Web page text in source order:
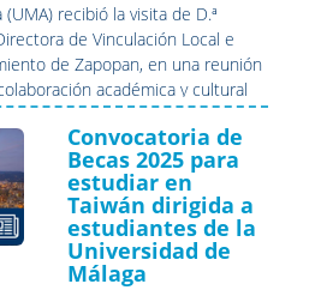
recibió la visita de D.ª
de Vinculación Local e
de Zapopan, en una reunión
académica y cultural
y el municipio mexicano.
Convocatoria de
Becas 2025 para
estudiar en
Taiwán dirigida a
estudiantes de la
Universidad de
Málaga